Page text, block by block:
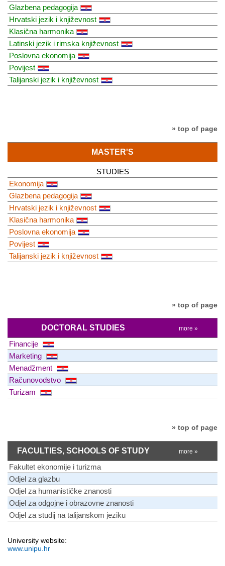
Glazbena pedagogija
Hrvatski jezik i književnost
Klasična harmonika
Latinski jezik i rimska književnost
Poslovna ekonomija
Povijest
Talijanski jezik i književnost
» top of page
MASTER'S
STUDIES
Ekonomija
Glazbena pedagogija
Hrvatski jezik i književnost
Klasična harmonika
Poslovna ekonomija
Povijest
Talijanski jezik i književnost
» top of page
DOCTORAL STUDIES more »
Financije
Marketing
Menadžment
Računovodstvo
Turizam
» top of page
FACULTIES, SCHOOLS OF STUDY more »
Fakultet ekonomije i turizma
Odjel za glazbu
Odjel za humanističke znanosti
Odjel za odgojne i obrazovne znanosti
Odjel za studij na talijanskom jeziku
University website:
www.unipu.hr